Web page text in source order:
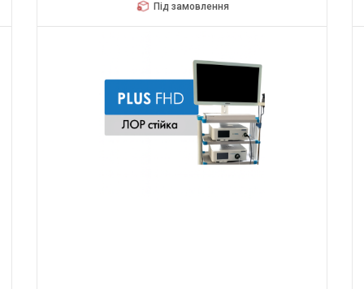
Під замовлення